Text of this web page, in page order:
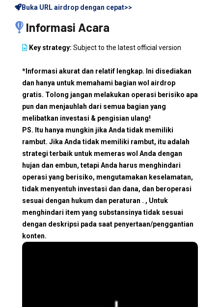
Buka URL airdrop dengan cepat>>
Informasi Acara
Key strategy: Subject to the latest official version
*Informasi akurat dan relatif lengkap. Ini disediakan
dan hanya untuk memahami bagian wol airdrop
gratis. Tolong jangan melakukan operasi berisiko apa
pun dan menjauhlah dari semua bagian yang
melibatkan investasi & pengisian ulang!
PS. Itu hanya mungkin jika Anda tidak memiliki
rambut. Jika Anda tidak memiliki rambut, itu adalah
strategi terbaik untuk memeras wol Anda dengan
hujan dan embun, tetapi Anda harus menghindari
operasi yang berisiko, mengutamakan keselamatan,
tidak menyentuh investasi dan dana, dan beroperasi
sesuai dengan hukum dan peraturan . , Untuk
menghindari item yang substansinya tidak sesuai
dengan deskripsi pada saat penyertaan/penggantian
konten.